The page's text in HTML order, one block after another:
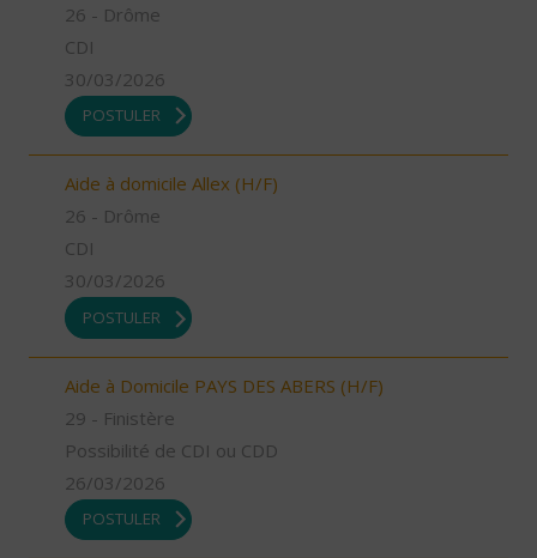
26 - Drôme
CDI
30/03/2026
POSTULER
Aide à domicile Allex (H/F)
26 - Drôme
CDI
30/03/2026
POSTULER
Aide à Domicile PAYS DES ABERS (H/F)
29 - Finistère
Possibilité de CDI ou CDD
26/03/2026
POSTULER